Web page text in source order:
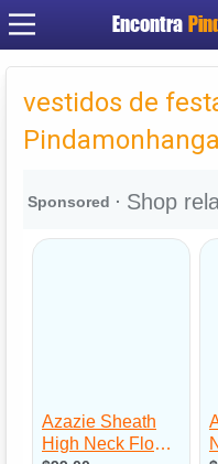
Encontra
vestidos de